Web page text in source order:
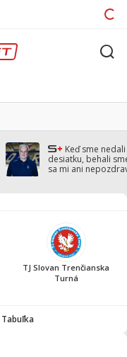
Keď sme
desiatku, behali
sa mi ani
TJ Slovan Trenčianska
Turná
Tabuľka